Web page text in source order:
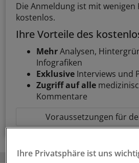
Die Anmeldung ist mit wenigen
kostenlos.
Ihre Vorteile des
MehrAnalysen,
Infografiken
Exklusive Interviews und
Zugriff auf alle
Kommentare
Voraussetzungen für
Ihre Privatsphäre ist uns